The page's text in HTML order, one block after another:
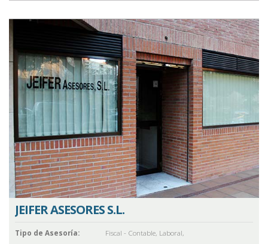
JEIFER ASESORES S.L.
Tipo de Asesoría: Fiscal - Contable, Laboral,